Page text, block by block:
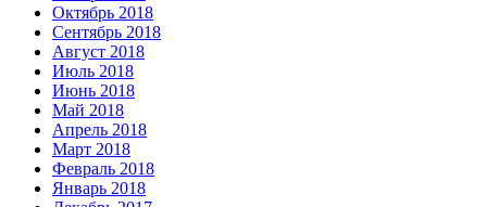
Октябрь 2018
Сентябрь 2018
Август 2018
Июль 2018
Июнь 2018
Май 2018
Апрель 2018
Март 2018
Февраль 2018
Январь 2018